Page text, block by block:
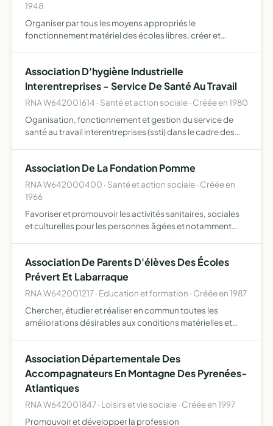
1948
Organiser par tous les moyens appropriés le
fonctionnement matériel des écoles libres, créer et
direct…
Association D'hygiène Industrielle
Interentreprises - Service De Santé Au Travail
RNA W642001614 · Santé et action sociale · Créée en 1980
Oganisation, fonctionnement et gestion du service de
santé au travail interentreprises (ssti) dans le cadre des
Association De La Fondation Pomme
RNA W642000400 · Santé et action sociale · Créée en
1966
Favoriser et promouvoir les activités sanitaires, sociales
et culturelles pour les personnes âgées et notamment
imm…
Association De Parents D'élèves Des Écoles
Prévert Et Labarraque
RNA W642001217 · Education et formation · Créée en 1987
Chercher, étudier et réaliser en commun toutes les
améliorations désirables aux conditions matérielles et
tout…
Association Départementale Des
Accompagnateurs En Montagne Des Pyrenées-
Atlantiques
RNA W642001847 · Loisirs et vie sociale · Créée en 1997
Promouvoir et développer la profession